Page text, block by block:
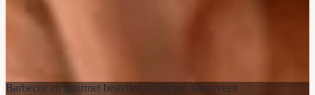
Barbecue en gourmet bestellen in Nieuw Annerveen